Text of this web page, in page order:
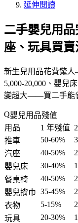
延伸閱讀
二手嬰兒用
座、玩具買賣
新生兒用品花費驚
5,000-20,000、嬰兒
變超大——買二手能
嬰兒用品殘值
用品
1 年殘值
推車
50-60%
汽座
40-50%
嬰兒床
30-40%
餐桌椅
40-50%
嬰兒揹巾 35-45%
衣物
5-15%
玩具
20-30%